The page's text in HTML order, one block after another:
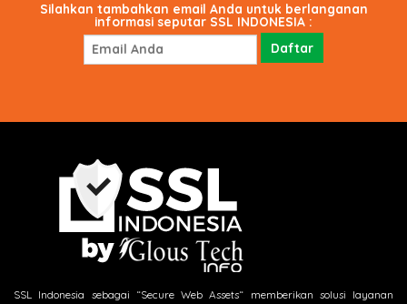
Silahkan tambahkan email Anda untuk berlanganan
informasi seputar SSL INDONESIA :
SSL Indonesia sebagai “Secure Web Assets“ memberikan solusi layanan